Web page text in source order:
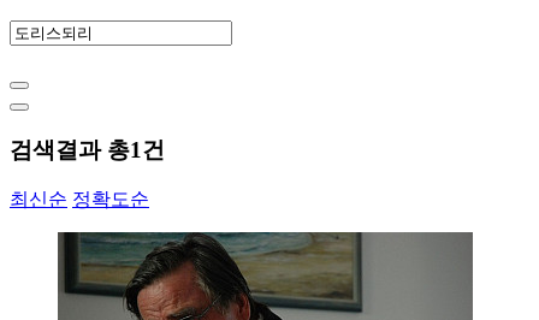
검색결과 총1건
최신순 정확도순